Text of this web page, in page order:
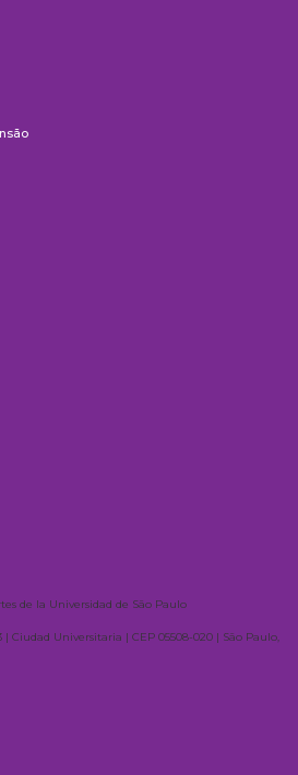
de la Universidad de São Paulo
Ciudad Universitaria | CEP 05508-020 | São Paulo,